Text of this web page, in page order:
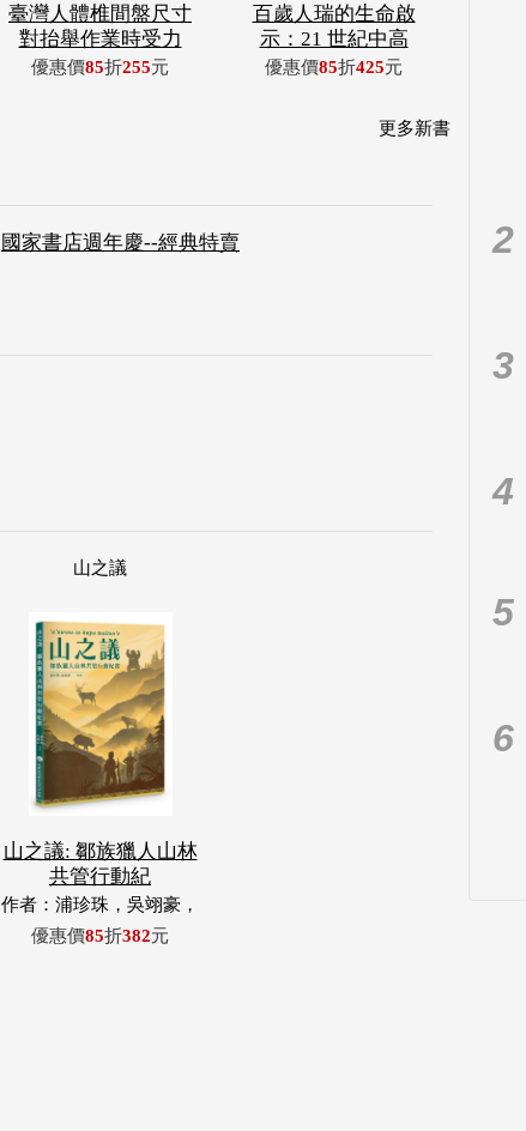
臺灣人體椎間盤尺寸
對抬舉作業時受力
優惠價85折255元
百歲人瑞的生命啟
示：21 世紀中高
優惠價85折425元
更多新書
國家書店週年慶--經典特賣
山之議
山之議: 鄒族獵人山林
共管行動紀
作者：浦珍珠，吳翊豪，
呂翊齊，張惠東，許玉
優惠價85折382元
2
3
4
5
6